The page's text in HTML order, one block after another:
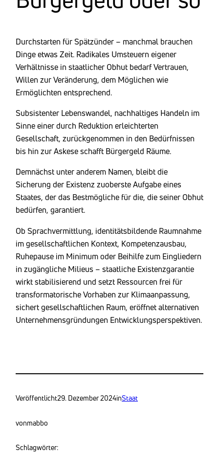
Durchstarten für Spätzünder – manchmal brauchen
Dinge etwas Zeit. Radikales Umsteuern eigener
Verhältnisse in staatlicher Obhut bedarf Vertrauen,
Willen zur Veränderung, dem Möglichen wie
Ermöglichten entsprechend.
Subsistenter Lebenswandel, nachhaltiges Handeln im
Sinne einer durch Reduktion erleichterten
Gesellschaft, zurückgenommen in den Bedürfnissen
bis hin zur Askese schafft Bürgergeld Räume.
Demnächst unter anderem Namen, bleibt die
Sicherung der Existenz zuoberste Aufgabe eines
Staates, der das Bestmögliche für die, die seiner Obhut
bedürfen, garantiert.
Ob Sprachvermittlung, identitätsbildende Raumnahme
im gesellschaftlichen Kontext, Kompetenzausbau,
Ruhepause im Minimum oder Beihilfe zum Eingliedern
in zugängliche Milieus – staatliche Existenzgarantie
wirkt stabilisierend und setzt Ressourcen frei für
transformatorische Vorhaben zur Klimaanpassung,
sichert gesellschaftlichen Raum, eröffnet alternativen
Unternehmensgründungen Entwicklungsperspektiven.
Veröffentlicht29. Dezember 2024inStaat
vonmabbo
Schlagwörter: